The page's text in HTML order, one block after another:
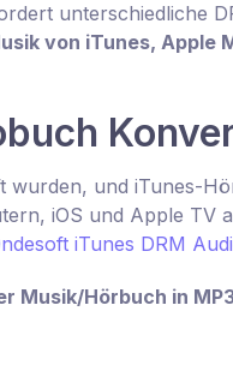
unterschiedliche
von iTunes, Apple
wurden, und iTunes-
iOS und Apple TV
iTunes DRM
Musik/Hörbuch in